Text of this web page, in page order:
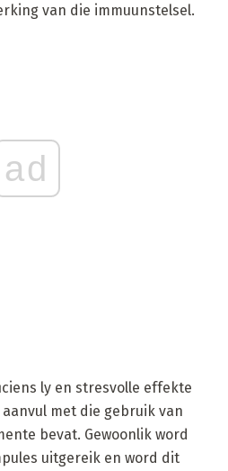
van die immuunstelsel.
ad
ly en stresvolle effekte
met die gebruik van
bevat. Gewoonlik word
uitgereik en word dit